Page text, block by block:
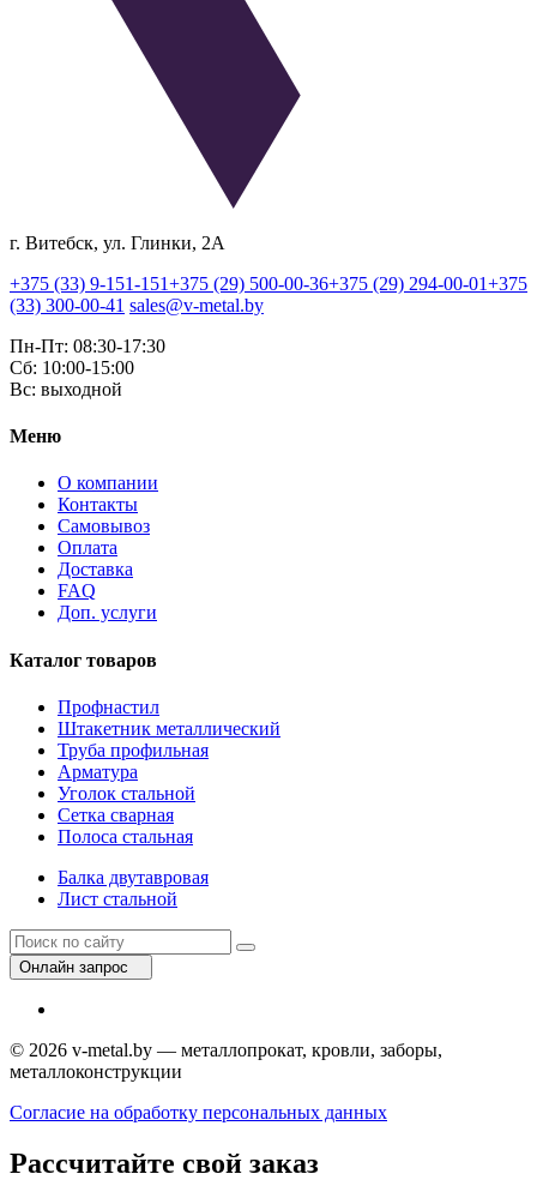
г. Витебск, ул. Глинки, 2А
+375 (33) 9-151-151+375 (29) 500-00-36+375 (29) 294-00-01+375
(33) 300-00-41 sales@v-metal.by
Пн-Пт: 08:30-17:30
Cб: 10:00-15:00
Вс: выходной
Меню
О компании
Контакты
Самовывоз
Оплата
Доставка
FAQ
Доп. услуги
Каталог товаров
Профнастил
Штакетник металлический
Труба профильная
Арматура
Уголок стальной
Сетка сварная
Полоса стальная
Балка двутавровая
Лист стальной
Онлайн запрос
© 2026 v-metal.by — металлопрокат, кровли, заборы,
металлоконструкции
Согласие на обработку персональных данных
Рассчитайте свой заказ